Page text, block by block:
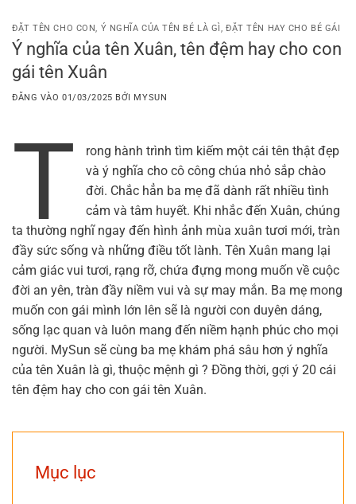
qua
nội
dung
ĐẶT TÊN CHO CON, Ý NGHĨA CỦA TÊN BÉ LÀ GÌ,ĐẶT TÊN HAY CHO BÉ GÁI
Ý nghĩa của tên Xuân, tên đệm hay cho con
gái tên Xuân
ĐĂNG VÀO01/03/2025 BỞI MYSUN
T
rong hành trình tìm kiếm một cái tên thật đẹp
và ý nghĩa cho cô công chúa nhỏ sắp chào
đời. Chắc hẳn ba mẹ đã dành rất nhiều tình
cảm và tâm huyết. Khi nhắc đến Xuân, chúng
ta thường nghĩ ngay đến hình ảnh mùa xuân tươi mới, tràn
đầy sức sống và những điều tốt lành. Tên Xuân mang lại
cảm giác vui tươi, rạng rỡ, chứa đựng mong muốn về cuộc
đời an yên, tràn đầy niềm vui và sự may mắn. Ba mẹ mong
muốn con gái mình lớn lên sẽ là người con duyên dáng,
sống lạc quan và luôn mang đến niềm hạnh phúc cho mọi
người. MySun sẽ cùng ba mẹ khám phá sâu hơn ý nghĩa
của tên Xuân là gì, thuộc mệnh gì ? Đồng thời, gợi ý 20 cái
tên đệm hay cho con gái tên Xuân.
Mục lục